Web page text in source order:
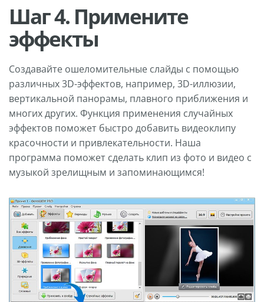
Шаг 4. Примените
эффекты
Создавайте ошеломительные слайды с помощью
различных 3D-эффектов, например, 3D-иллюзии,
вертикальной панорамы, плавного приближения и
многих других. Функция применения случайных
эффектов поможет быстро добавить видеоклипу
красочности и привлекательности. Наша
программа поможет сделать клип из фото и видео с
музыкой зрелищным и запоминающимся!